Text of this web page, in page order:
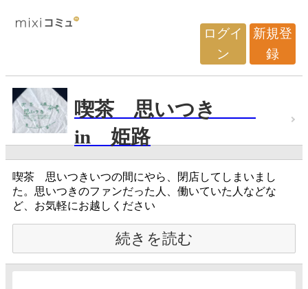
ログイ
ン
新規登
録
喫茶 思いつき
in 姫路
喫茶 思いつきいつの間にやら、閉店してしまいまし
た。思いつきのファンだった人、働いていた人などな
ど、お気軽にお越しください
続きを読む